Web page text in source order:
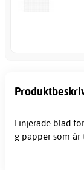
Linjerade blad
g papper som är